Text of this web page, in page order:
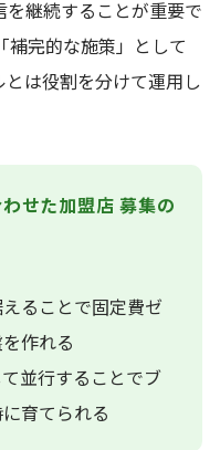
継続することが重要で
補完的な施策」として
は役割を分けて運用し
せた加盟店 募集の
ることで固定費ゼ
作れる
並行することでブ
育てられる